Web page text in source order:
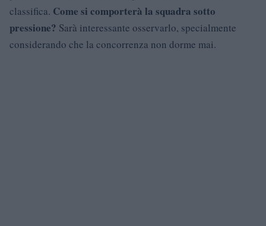
classifica. Come si comporterà la squadra sotto
pressione? Sarà interessante osservarlo, specialmente
considerando che la concorrenza non dorme mai.